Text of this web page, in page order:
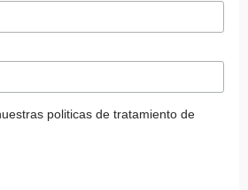
politicas de tratamiento de